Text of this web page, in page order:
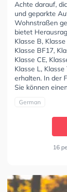
Achte darauf,
und geparkte
Wohnstraßen
bietet
Klasse B,
Klasse BF17,
Klasse CE,
Klasse L,
erhalten. In der
Sie können
German
16